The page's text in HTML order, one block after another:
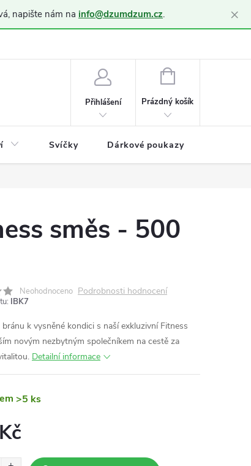
napište nám na info@dzumdzum.cz. ×
Přihlášení
NÁKUPNÍ
Prázdný košík
Svíčky Dárkové poukazy
směs - 500
Neohodnoceno Podrobnosti hodnocení
IBK7
k vysněné kondici s naší exkluzivní Fitness
novým nezbytným společníkem na cestě za
Detailní informace
>5 ks